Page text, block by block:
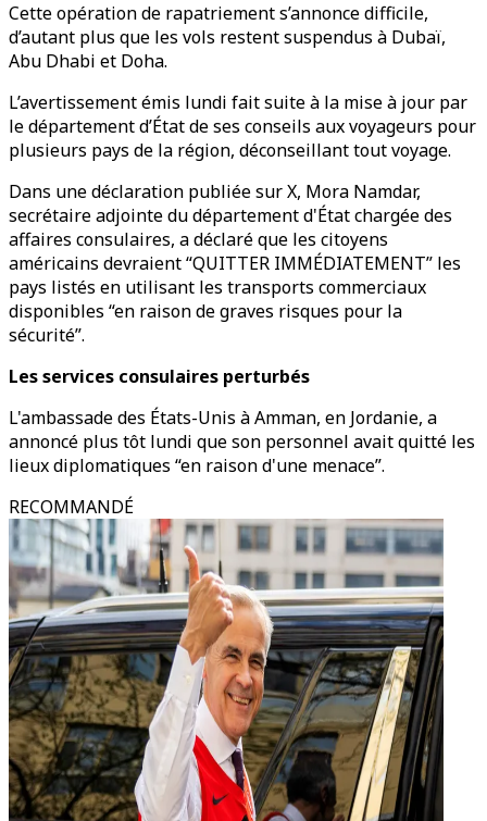
Cette opération de rapatriement s’annonce difficile,
d’autant plus que les vols restent suspendus à Dubaï,
Abu Dhabi et Doha.
L’avertissement émis lundi fait suite à la mise à jour par
le département d’État de ses conseils aux voyageurs pour
plusieurs pays de la région, déconseillant tout voyage.
Dans une déclaration publiée sur X, Mora Namdar,
secrétaire adjointe du département d'État chargée des
affaires consulaires, a déclaré que les citoyens
américains devraient “QUITTER IMMÉDIATEMENT” les
pays listés en utilisant les transports commerciaux
disponibles “en raison de graves risques pour la
sécurité”.
Lesservices consulaires perturbés
L'ambassade des États-Unis à Amman, en Jordanie, a
annoncé plus tôt lundi que son personnel avait quitté les
lieux diplomatiques “en raison d'une menace”.
RECOMMANDÉ